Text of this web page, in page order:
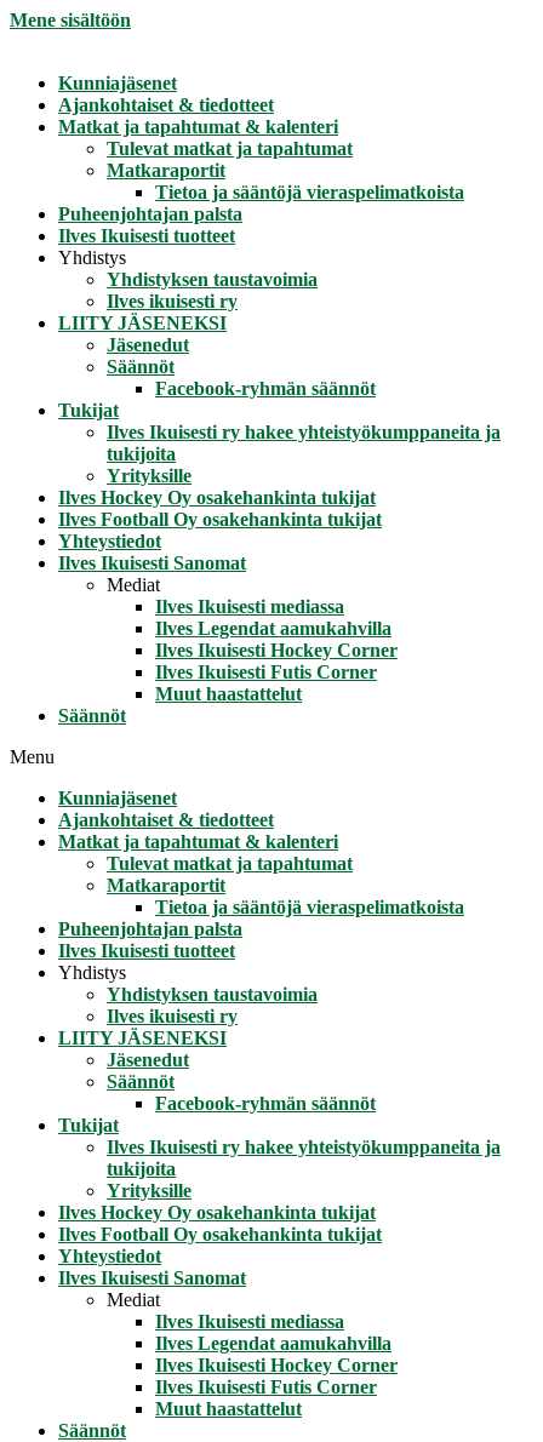
Mene sisältöön
Kunniajäsenet
Ajankohtaiset & tiedotteet
Matkat ja tapahtumat & kalenteri
Tulevat matkat ja tapahtumat
Matkaraportit
Tietoa ja sääntöjä vieraspelimatkoista
Puheenjohtajan palsta
Ilves Ikuisesti tuotteet
Yhdistys
Yhdistyksen taustavoimia
Ilves ikuisesti ry
LIITY JÄSENEKSI
Jäsenedut
Säännöt
Facebook-ryhmän säännöt
Tukijat
Ilves Ikuisesti ry hakee yhteistyökumppaneita ja
tukijoita
Yrityksille
Ilves Hockey Oy osakehankinta tukijat
Ilves Football Oy osakehankinta tukijat
Yhteystiedot
Ilves Ikuisesti Sanomat
Mediat
Ilves Ikuisesti mediassa
Ilves Legendat aamukahvilla
Ilves Ikuisesti Hockey Corner
Ilves Ikuisesti Futis Corner
Muut haastattelut
Säännöt
Menu
Kunniajäsenet
Ajankohtaiset & tiedotteet
Matkat ja tapahtumat & kalenteri
Tulevat matkat ja tapahtumat
Matkaraportit
Tietoa ja sääntöjä vieraspelimatkoista
Puheenjohtajan palsta
Ilves Ikuisesti tuotteet
Yhdistys
Yhdistyksen taustavoimia
Ilves ikuisesti ry
LIITY JÄSENEKSI
Jäsenedut
Säännöt
Facebook-ryhmän säännöt
Tukijat
Ilves Ikuisesti ry hakee yhteistyökumppaneita ja
tukijoita
Yrityksille
Ilves Hockey Oy osakehankinta tukijat
Ilves Football Oy osakehankinta tukijat
Yhteystiedot
Ilves Ikuisesti Sanomat
Mediat
Ilves Ikuisesti mediassa
Ilves Legendat aamukahvilla
Ilves Ikuisesti Hockey Corner
Ilves Ikuisesti Futis Corner
Muut haastattelut
Säännöt